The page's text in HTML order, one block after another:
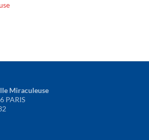
Miraculeuse
PARIS